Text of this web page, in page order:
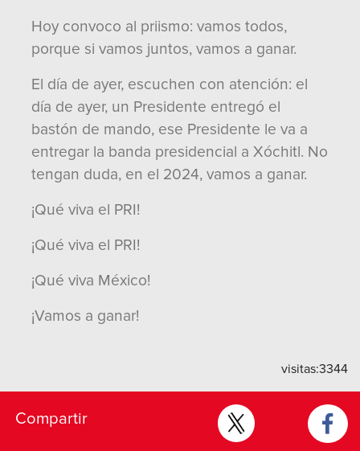
Hoy convoco al priismo: vamos todos,
porque si vamos juntos, vamos a ganar.
El día de ayer, escuchen con atención: el
día de ayer, un Presidente entregó el
bastón de mando, ese Presidente le va a
entregar la banda presidencial a Xóchitl. No
tengan duda, en el 2024, vamos a ganar.
¡Qué viva el PRI!
¡Qué viva el PRI!
¡Qué viva México!
¡Vamos a ganar!
visitas:3344
Compartir